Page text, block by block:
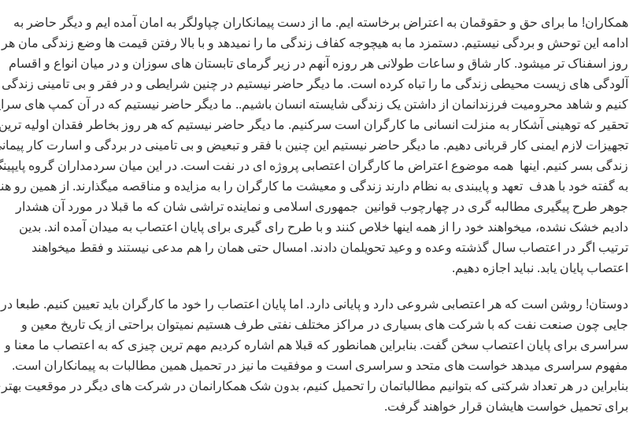
همکاران! ما برای حق و حقوقمان به اعتراض برخاسته ایم. ما از دست پیمانکاران چپاولگر به امان آمده ایم و دیگر حاضر به
ادامه این توحش و بردگی نیستیم. دستمزد ما به هیچوجه کفاف زندگی ما را نمیدهد و با بالا رفتن قیمت ها وضع زندگی مان هر
روز اسفناک تر میشود. کار شاق و ساعات طولانی هر روزه آنهم در زیر گرمای تابستان های سوزان و در میان انواع و اقسام
آلودگی های زیست محیطی زندگی ما را تباه کرده است. ما دیگر حاضر نیستیم در چنین شرایطی و در فقر و بی تامینی زندگی
کنیم و شاهد محرومیت فرزندانمان از داشتن یک زندگی شایسته انسان باشیم.. ما دیگر حاضر نیستیم که در آن کمپ های
تحقیر که توهینی آشکار به منزلت انسانی ما کارگران است سرکنیم. ما دیگر حاضر نیستیم که هر روز بخاطر فقدان اولیه
تجهیزات لازم ایمنی کار قربانی دهیم. ما دیگر حاضر نیستیم این چنین با فقر و تبعیض و بی تامینی در بردگی و اسارت کار
زندگی بسر کنیم. اینها همه موضوع اعتراض ما کارگران اعتصابی پروژه ای در نفت است. در این میان سردمداران گروه
به گفته خود با هدف تعهد و پایبندی به نظام دارند زندگی و معیشت ما کارگران را به مزایده و مناقصه میگذارند. از همین رو
جوهر طرح پیگیری مطالبه گری در چهارچوب قوانین جمهوری اسلامی و نماینده تراشی شان که ما قبلا در مورد آن هشدار
دادیم خشک نشده، میخواهند خود را از همه اینها خلاص کنند و با طرح رای گیری برای پایان اعتصاب به میدان آمده اند. بدین
ترتیب اگر در اعتصاب سال گذشته وعده و وعید تحویلمان دادند. امسال حتی همان را هم مدعی نیستند و فقط میخواهند
اعتصاب پایان یابد. نباید اجازه دهیم.
دوستان! روشن است که هر اعتصابی شروعی دارد و پایانی دارد. اما پایان اعتصاب را خود ما کارگران باید تعیین کنیم. طبعا در
جایی چون صنعت نفت که با شرکت های بسیاری در مراکز مختلف نفتی طرف هستیم نمیتوان براحتی از یک تاریخ معین و
سراسری برای پایان اعتصاب سخن گفت. بنابراین همانطور که قبلا هم اشاره کردیم مهم ترین چیزی که به اعتصاب ما معنا و
مفهوم سراسری میدهد خواست های متحد و سراسری است و موفقیت ما نیز در تحمیل همین مطالبات به پیمانکاران است.
بنابراین در هر تعداد شرکتی که بتوانیم مطالباتمان را تحمیل کنیم، بدون شک همکارانمان در شرکت های دیگر در موقعیت
برای تحمیل خواست هایشان قرار خواهند گرفت.